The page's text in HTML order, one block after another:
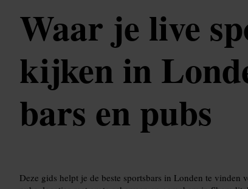
Waar je live
kijken in
bars en pubs
Deze gids helpt je de beste sportsbars in Londen te vinden